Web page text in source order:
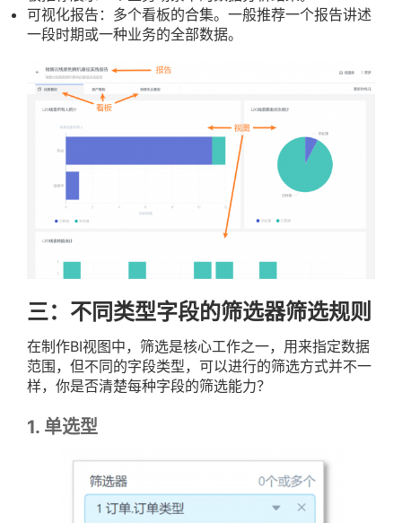
可视化报告：多个看板的合集。一般推荐一个报告讲述
一段时期或一种业务的全部数据。
三：不同类型字段的筛选器筛选规则
在制作BI视图中，筛选是核心工作之一，用来指定数据
范围，但不同的字段类型，可以进行的筛选方式并不一
样，你是否清楚每种字段的筛选能力？
1. 单选型